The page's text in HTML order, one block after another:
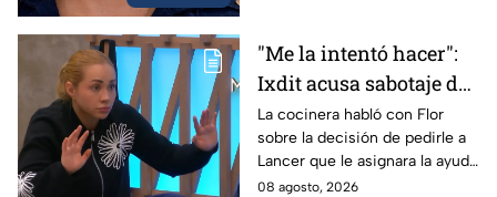
"Me la intentó hacer":
Ixdit acusa sabotaje de
Ramahá en la pasada
gala de salvación de
MasterChef 24/7
La cocinera habló con Flor
sobre la decisión de pedirle a
Lancer que le asignara la ayuda
de Ramahá y no la de Daniela
08 agosto, 2026